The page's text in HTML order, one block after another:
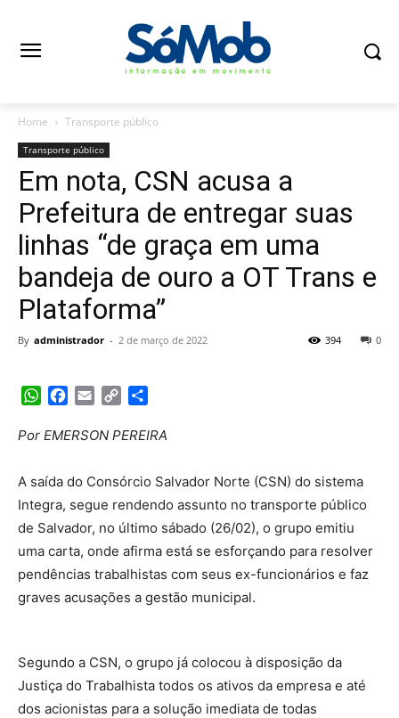
Home Transporte público
Transporte público
Em nota, CSN acusa a
Prefeitura de entregar suas
linhas “de graça em uma
bandeja de ouro a OT Trans e
Plataforma”
By administrador - 2 de março de 2022 0
394
WhatsApp
Facebook
Email Copy
Por EMERSON PEREIRA
A saída do Consórcio Salvador Norte (CSN) do sistema
Integra, segue rendendo assunto no transporte público
de Salvador, no último sábado (26/02), o grupo emitiu
uma carta, onde afirma está se esforçando para resolver
pendências trabalhistas com seus ex-funcionários e faz
graves acusações a gestão municipal.
Segundo a CSN, o grupo já colocou à disposição da
Justiça do Trabalhista todos os ativos da empresa e até
dos acionistas para a solução imediata de todas